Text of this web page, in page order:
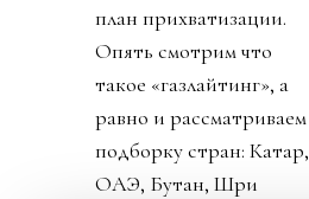
план прихватизации.
Опять смотрим что
такое «газлайтинг», а
равно и рассматриваем
подборку стран: Катар,
ОАЭ, Бутан, Шри